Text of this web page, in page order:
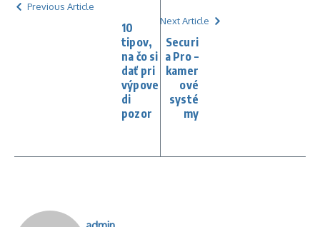
Previous Article
10
tipov,
na čo si
dať pri
výpove
di
pozor
Next Article
Securi
a Pro –
kamer
ové
systé
my